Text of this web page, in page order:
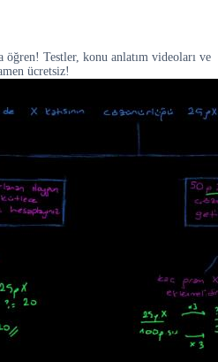
Testler, konu anlatım videoları ve
ücretsiz!